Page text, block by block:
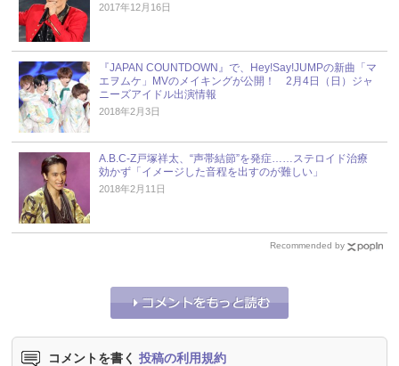
2017年12月16日
『JAPAN COUNTDOWN』で、Hey!Say!JUMPの新曲「マ
エヲムケ」MVのメイキングが公開！ 2月4日（日）ジャ
ニーズアイドル出演情報
2018年2月3日
A.B.C-Z戸塚祥太、“声帯結節”を発症……ステロイド治療
効かず「イメージした音程を出すのが難しい」
2018年2月11日
Recommended by
コメントを書く 投稿の利用規約